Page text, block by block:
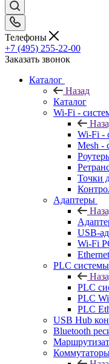
Телефоны
+7 (495) 255-22-00
Заказать звонок
Каталог
Назад
Каталог
Wi-Fi -
Wi-Fi -
Mesh -
Точки
Адаптеры
USB-
Wi-Fi
PLC системы
PLC
PLC
PLC
USB Hub
Bluetooth